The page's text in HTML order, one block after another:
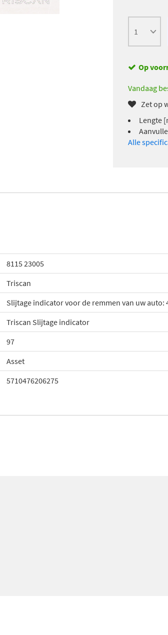
Op
Vandaag
Zet op
Lengte
Alle
8115 23005
Triscan
Slijtage indicator voor de remmen van uw auto:
Triscan Slijtage indicator
97
Asset
5710476206275